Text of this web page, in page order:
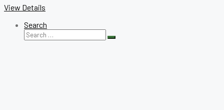
View Details
Search
Search
for:
Search